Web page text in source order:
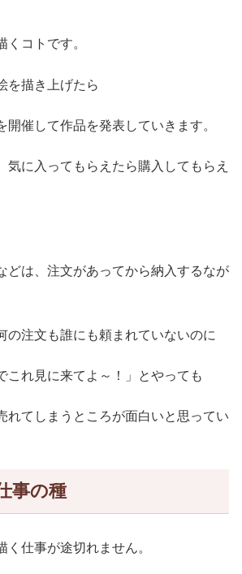
くコトです。
を描き上げたら
開催して作品を発表していきます。
気に入ってもらえたら購入してもらえ
どは、注文があってから納入するなが
の注文も誰にも頼まれていないのに
これ見に来てよ～！」とやっても
れてしまうところが面白いと思ってい
事の種
く仕事が途切れません。